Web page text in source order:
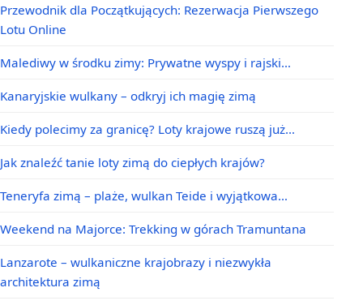
Przewodnik dla Początkujących: Rezerwacja Pierwszego
Lotu Online
Malediwy w środku zimy: Prywatne wyspy i rajski…
Kanaryjskie wulkany – odkryj ich magię zimą
Kiedy polecimy za granicę? Loty krajowe ruszą już…
Jak znaleźć tanie loty zimą do ciepłych krajów?
Teneryfa zimą – plaże, wulkan Teide i wyjątkowa…
Weekend na Majorce: Trekking w górach Tramuntana
Lanzarote – wulkaniczne krajobrazy i niezwykła
architektura zimą